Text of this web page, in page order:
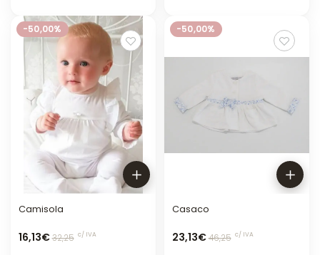
-50,00%
Camisola
16,13€32,25 c/ IVA
-50,00%
Casaco
23,13€46,25 c/ IVA